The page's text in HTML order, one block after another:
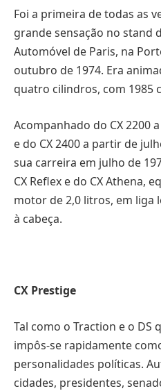
Foi a primeira de todas as
grande sensação no stand
Automóvel de Paris, na
outubro de 1974. Era
quatro cilindros, com 1985
Acompanhado do CX 2200
e do CX 2400 a partir de
sua carreira em julho de
CX Reflex e do CX Athena,
motor de 2,0 litros, em liga
à cabeça.
CX Prestige
Tal como o Traction e o DS
impôs-se rapidamente
personalidades políticas.
cidades, presidentes,